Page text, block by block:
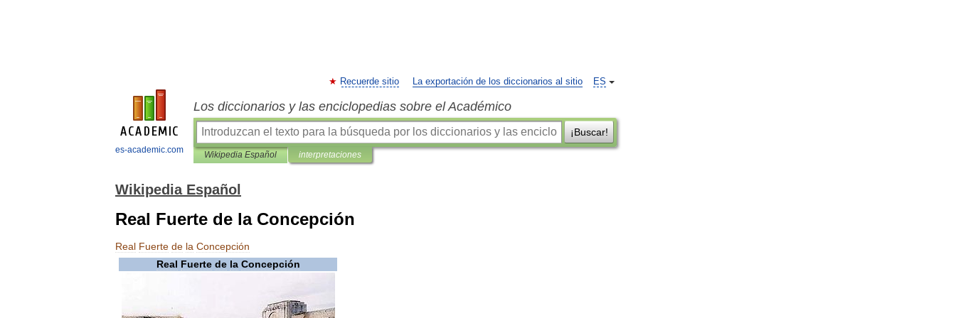
es-academic.com
ES
Recuerde sitio La exportación de los diccionarios al sitio
Los diccionarios y las enciclopedias sobre el Académico
¡Buscar!
Wikipedia Español interpretaciones
Wikipedia Español
Real Fuerte de la Concepción
Real Fuerte de la Concepción
Real Fuerte de la Concepción